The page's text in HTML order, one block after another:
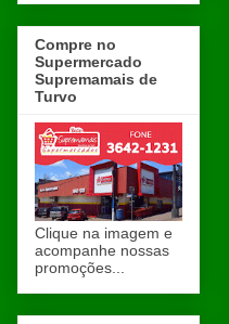
Compre no
Supermercado
Supremamais de
Turvo
Clique na imagem e
acompanhe nossas
promoções...